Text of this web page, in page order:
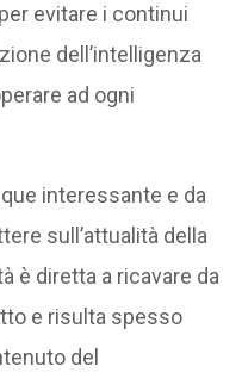
evitare i continui
dell’intelligenza
ad ogni
interessante e da
sull’attualità della
è diretta a ricavare da
e risulta spesso
del